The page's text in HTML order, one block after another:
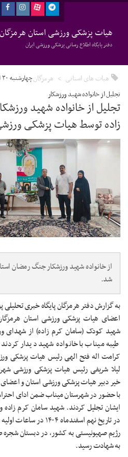
هیات پزشکی ورزشی استان هرمزگان
دفتر پایگاه اطلاع رسانی پزشکی ورزشی ایران
هیات های استانی هرمزگانچهارشنبه ۳۰ اردیبهشت ۱۴۰۵ - ۱۰:۰۴
تجلیل از خانواده شهید ورزشکار
تجلیل از خانواده شهید
زاده توسط هیات پزشکی
از خانواده شهید ورزشکار جنگ رمضان
شد.
به گزارش دفتر هرمزگان پایگاه خبری
اعضای هیات پزشکی ورزشی استان
شهید کودک (سامان کرم زاده) از شهدای
طیبه میناب با خانواده شهید دیدار
کرامت اله فتح الهی رئیس هیات پزشکی
لیلا شریفی رئیس هیات پزشکی ورزشی
خیر دبیر هیات پزشکی ورزشی استان و
با حضور در شهرستان میناب ضمن ادای
ایشان تجلیل کردند. شهید سامان کرم زاده
در تاریخ نهم اسفندماه
رژیم صهیونیستی به کشور، در دبستان شجره
به شهادت رسید.